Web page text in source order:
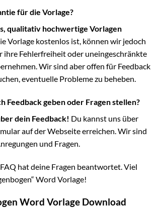
für die Vorlage?
qualitativ hochwertige Vorlagen
Vorlage kostenlos ist, können wir jedoch
ihre Fehlerfreiheit oder uneingeschränkte
Wir sind aber offen für Feedback
eventuelle Probleme zu beheben.
Feedback geben oder Fragen stellen?
dein Feedback! Du kannst uns über
auf der Webseite erreichen. Wir sind
und Fragen.
hat deine Fragen beantwortet. Viel
Word Vorlage!
Word Vorlage Download